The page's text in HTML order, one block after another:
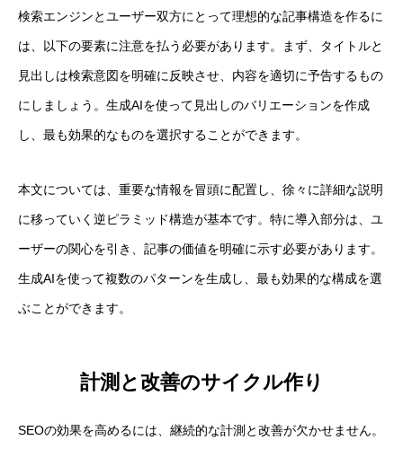
検索エンジンとユーザー双方にとって理想的な記事構造を作るに
は、以下の要素に注意を払う必要があります。まず、タイトルと
見出しは検索意図を明確に反映させ、内容を適切に予告するもの
にしましょう。生成AIを使って見出しのバリエーションを作成
し、最も効果的なものを選択することができます。
本文については、重要な情報を冒頭に配置し、徐々に詳細な説明
に移っていく逆ピラミッド構造が基本です。特に導入部分は、ユ
ーザーの関心を引き、記事の価値を明確に示す必要があります。
生成AIを使って複数のパターンを生成し、最も効果的な構成を選
ぶことができます。
計測と改善のサイクル作り
SEOの効果を高めるには、継続的な計測と改善が欠かせません。